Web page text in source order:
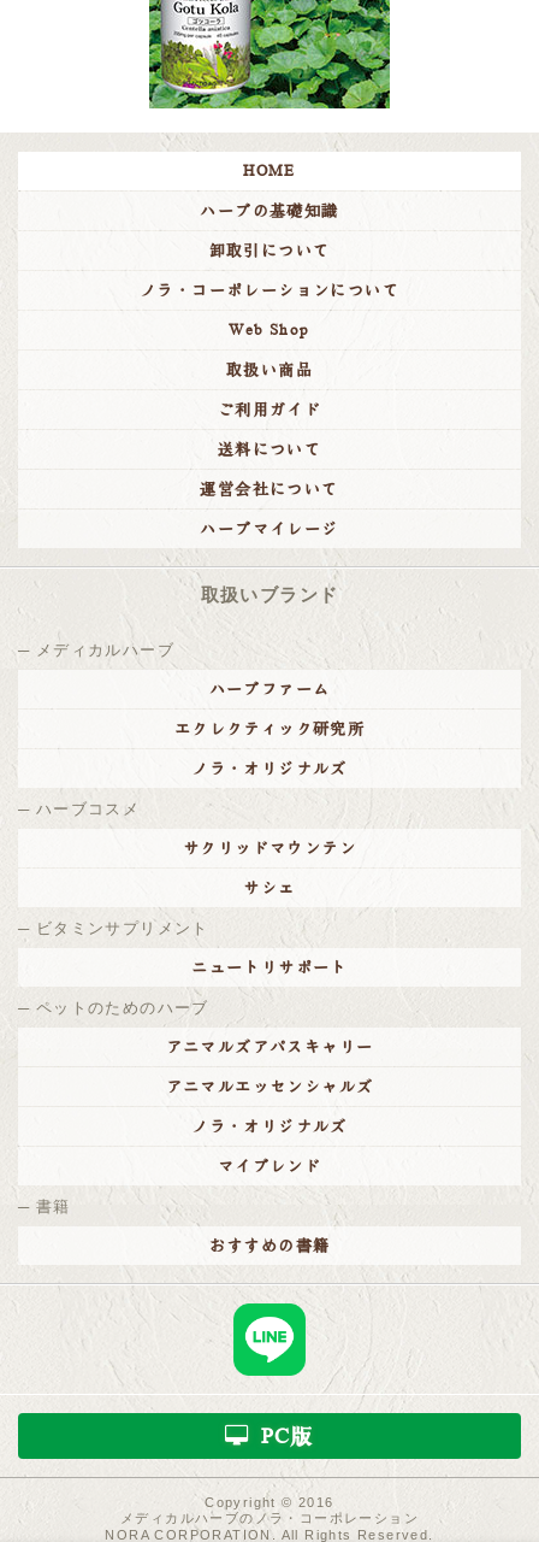
パスワード再設定のお願い
8月13日（木）～8月16日（日）は夏季休業とさせていた
2020/07/13
NutriSupport ピクニック 容器仕様変更のお知らせ
ゴールデンウィークの営業について
2020/04/08
ショッピングカートシステム不具合のお詫びと復旧のお
メディア情報
が更新されました。
が更新されました。
全品ポイント20％キャンペーンのお知らせ
が更新されました。
12月28日（土）～1月5日（日）は冬季休業とさせていた
2019/11/21
商品表記内容（与え方の目安）改定のお知らせ
容器仕様変更のお知らせ
エクレクティックのラインナップに新商品が登場！
2019/07/05
サーモンオイルカプセル 容器仕様変更のお知らせ
2019/07/01
8月10日（土）～8月15日（木）は夏季休業とさせていた
お届けの遅延のお知らせ
が更新されました。
2019/05/10
が更新されました。
メディア情報
が更新されました。
ゴールデンウィークの営業について
カレンダー通りの営業(4/27～5/6は定休日)といたしま
す。4月26日(金)の正午以降にご注文を頂いた場合、発送
は5月7日(火)、お届けは5月8日(水)以降となりますので予
めご了承ください。
メディア情報が更新されました。
HOME
ハーブの基礎知識
卸取引について
ノラ・コーポレーションについて
Web Shop
取扱い商品
ご利用ガイド
送料について
運営会社について
ハーブマイレージ
取扱いブランド
メディカルハーブ
ハーブファーム
エクレクティック研究所
ノラ・オリジナルズ
ハーブコスメ
サクリッドマウンテン
サシェ
ビタミンサプリメント
ニュートリサポート
ペットのためのハーブ
アニマルズアパスキャリー
アニマルエッセンシャルズ
ノラ・オリジナルズ
マイブレンド
書籍
おすすめの書籍
PC版
Copyright © 2016
メディカルハーブのノラ・コーポレーション
NORA CORPORATION. All Rights Reserved.